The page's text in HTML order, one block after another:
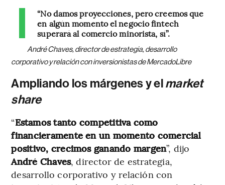
“No damos proyecciones, pero creemos que
en algún momento el negocio fintech
superará al comercio minorista, sí”.
André Chaves, director de estrategia, desarrollo
corporativo y relación con inversionistas de MercadoLibre
Ampliando los márgenes y elmarket
share
“Estamos tanto competitiva como
financieramente en un momento comercial
positivo, crecimos ganando margen”, dijo
André Chaves, director de estrategia,
desarrollo corporativo y relación con